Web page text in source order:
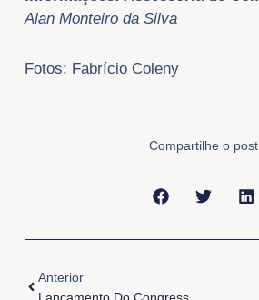
Alan Monteiro da Silva
Fotos: Fabrício Coleny
Compartilhe o post
Anterior
Lançamento Do Congresso De Iniciação A Vida Cristã